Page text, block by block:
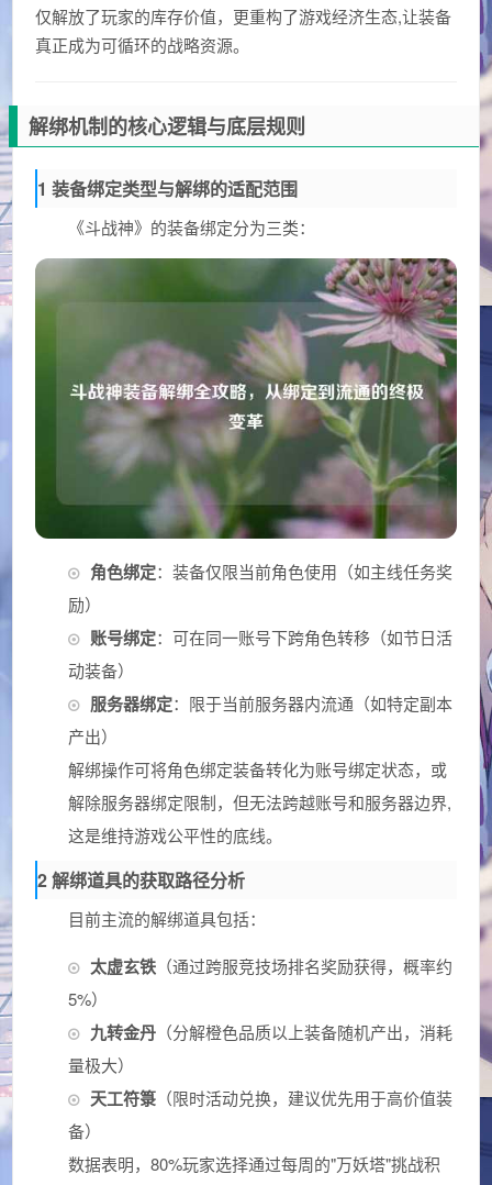
仅解放了玩家的库存价值，更重构了游戏经济生态,让装备
真正成为可循环的战略资源。
解绑机制的核心逻辑与底层规则
1 装备绑定类型与解绑的适配范围
《斗战神》的装备绑定分为三类：
角色绑定：装备仅限当前角色使用（如主线任务奖
励）
账号绑定：可在同一账号下跨角色转移（如节日活
动装备）
服务器绑定：限于当前服务器内流通（如特定副本
产出）
解绑操作可将角色绑定装备转化为账号绑定状态，或
解除服务器绑定限制，但无法跨越账号和服务器边界,
这是维持游戏公平性的底线。
2 解绑道具的获取路径分析
目前主流的解绑道具包括：
太虚玄铁 （通过跨服竞技场排名奖励获得，概率约
5%）
九转金丹 （分解橙色品质以上装备随机产出，消耗
量极大）
天工符箓 （限时活动兑换，建议优先用于高价值装
备）
数据表明，80%玩家选择通过每周的"万妖塔"挑战积